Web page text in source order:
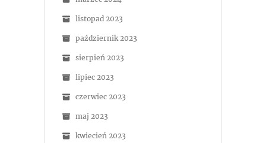
listopad 2023
październik 2023
sierpień 2023
lipiec 2023
czerwiec 2023
maj 2023
kwiecień 2023